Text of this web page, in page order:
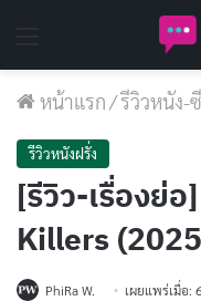
หน้าแรก/รีวิวหนัง-
รีวิวหนังฝรั่ง
[รีวิว-เรื่องย่
Killers
PhiRa W. เผยแพร่เมื่อ: